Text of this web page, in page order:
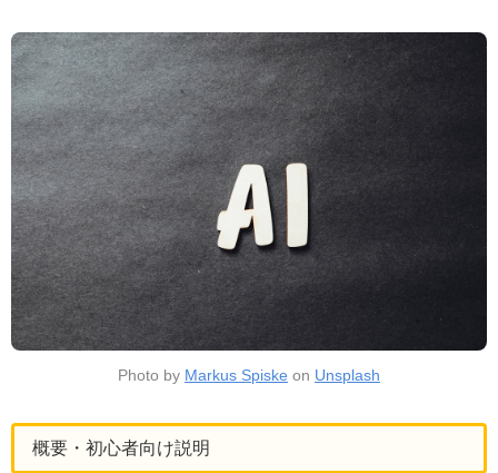
Photo by Markus Spiske on Unsplash
概要・初心者向け説明